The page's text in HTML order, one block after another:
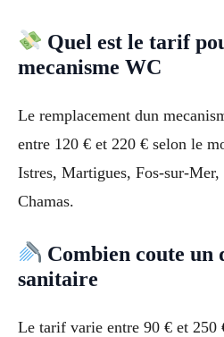
Quel est le tarif
mecanisme WC
Le remplacement dun
entre 120 € et 220 € selon le
Istres, Martigues, Fos-sur-
Chamas.
Combien coute un
sanitaire
Le tarif varie entre 90 € et 250